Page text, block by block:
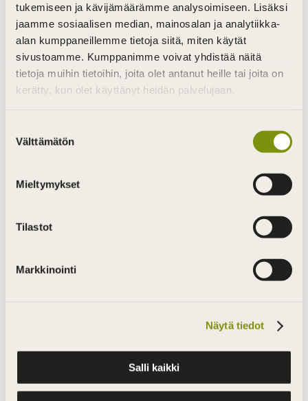
tukemiseen ja kävijämäärämme analysoimiseen. Lisäksi
jaamme sosiaalisen median, mainosalan ja analytiikka-
alan kumppaneillemme tietoja siitä, miten käytät
sivustoamme. Kumppanimme voivat yhdistää näitä
tietoja muihin tietoihin, joita olet antanut heille tai joita on
kerätty, kun olet käyttänyt heidän palvelujaan.
valinta
Välttämätön
Mieltymykset
Tilastot
Markkinointi
Näytä tiedot
Salli kaikki
elokuu 2025
kesäkuu 2025
maaliskuu 2025
syyskuu 2024
joulukuu 2023
syyskuu 2023
toukokuu 2022
kesäkuu 2021